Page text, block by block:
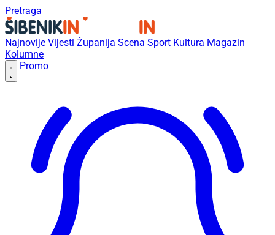
Pretraga
Najnovije Vijesti Županija Scena Sport Kultura Magazin
Kolumne
Promo